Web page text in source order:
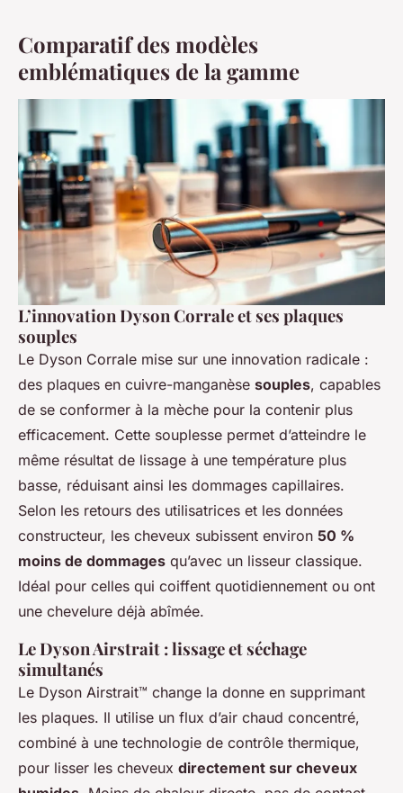
Comparatif des modèles
emblématiques de la gamme
L’innovation Dyson Corrale et ses plaques
souples
Le Dyson Corrale mise sur une innovation radicale :
des plaques en cuivre-manganèse souples, capables
de se conformer à la mèche pour la contenir plus
efficacement. Cette souplesse permet d’atteindre le
même résultat de lissage à une température plus
basse, réduisant ainsi les dommages capillaires.
Selon les retours des utilisatrices et les données
constructeur, les cheveux subissent environ 50 %
moins de dommages qu’avec un lisseur classique.
Idéal pour celles qui coiffent quotidiennement ou ont
une chevelure déjà abîmée.
Le Dyson Airstrait : lissage et séchage
simultanés
Le Dyson Airstrait™ change la donne en supprimant
les plaques. Il utilise un flux d’air chaud concentré,
combiné à une technologie de contrôle thermique,
pour lisser les cheveux directement sur cheveux